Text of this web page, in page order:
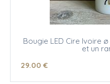
Bougie LED Cire Ivoire
et un
29.00 €